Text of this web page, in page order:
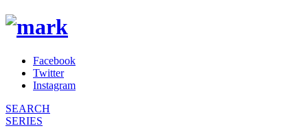
Facebook
Twitter
Instagram
SEARCH
SERIES